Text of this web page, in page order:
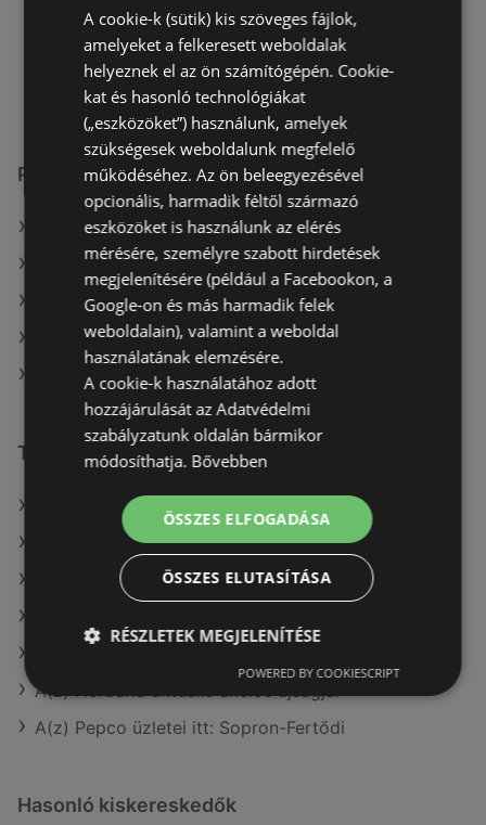
szombat
09:00-18:00
vasárnap
09:00-17:00
Pepco üzletek itt:
Pepco itt: Bicskei
Pepco itt: Veszprémi
Pepco itt: Debreceni
Pepco itt: Nagykállói
Pepco itt: Tiszaújvárosi
További linkek
A(z) Pepco ajánlatai
A(z) Herbária ajánlatai
A(z) Brendon ajánlatai
A(z) Herbária aktuális akciós újságjai
A(z) Pepco üzletei itt: Sopron-Fertődi
Hasonló kiskereskedők
A cookie-k (sütik) kis szöveges fájlok,
amelyeket a felkeresett weboldalak
helyeznek el az ön számítógépén. Cookie-
kat és hasonló technológiákat
(„eszközöket”) használunk, amelyek
szükségesek weboldalunk megfelelő
működéséhez. Az ön beleegyezésével
opcionális, harmadik féltől származó
eszközöket is használunk az elérés
mérésére, személyre szabott hirdetések
megjelenítésére (például a Facebookon, a
Google-on és más harmadik felek
weboldalain), valamint a weboldal
használatának elemzésére.
A cookie-k használatához adott
hozzájárulását az Adatvédelmi
szabályzatunk oldalán bármikor
módosíthatja. Bővebben
ÖSSZES ELFOGADÁSA
ÖSSZES ELUTASÍTÁSA
RÉSZLETEK MEGJELENÍTÉSE
POWERED BY COOKIESCRIPT